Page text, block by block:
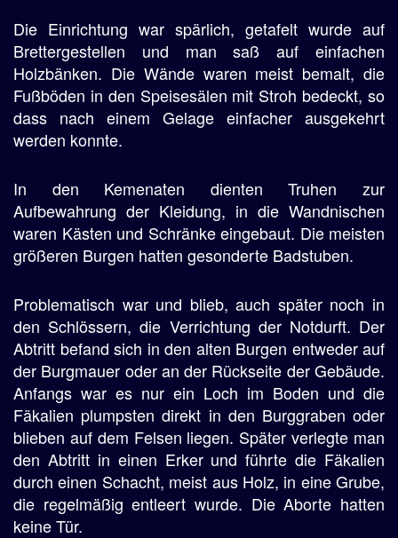
Die Einrichtung war spärlich, getafelt wurde auf
Brettergestellen und man saß auf einfachen
Holzbänken. Die Wände waren meist bemalt, die
Fußböden in den Speisesälen mit Stroh bedeckt, so
dass nach einem Gelage einfacher ausgekehrt
werden konnte.
In den Kemenaten dienten Truhen zur
Aufbewahrung der Kleidung, in die Wandnischen
waren Kästen und Schränke eingebaut. Die meisten
größeren Burgen hatten gesonderte Badstuben.
Problematisch war und blieb, auch später noch in
den Schlössern, die Verrichtung der Notdurft. Der
Abtritt befand sich in den alten Burgen entweder auf
der Burgmauer oder an der Rückseite der Gebäude.
Anfangs war es nur ein Loch im Boden und die
Fäkalien plumpsten direkt in den Burggraben oder
blieben auf dem Felsen liegen. Später verlegte man
den Abtritt in einen Erker und führte die Fäkalien
durch einen Schacht, meist aus Holz, in eine Grube,
die regelmäßig entleert wurde. Die Aborte hatten
keine Tür.